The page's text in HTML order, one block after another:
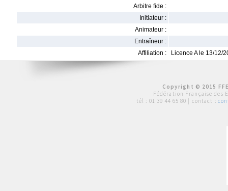
Arbitre fide :
Initiateur :
Animateur :
Entraîneur :
Affiliation :
Licence A le 13/12/
Copyright © 2015
Fédération Française des
tél : 01 39 44 65 80 | contact :